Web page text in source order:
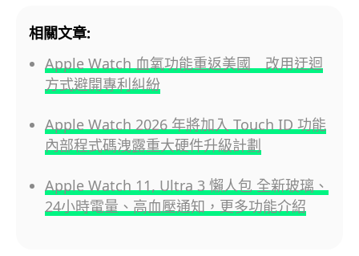
相關文章:
Apple Watch 血氧功能重返美國 改用迂迴
方式避開專利糾紛
Apple Watch 2026 年將加入 Touch ID 功能
內部程式碼洩露重大硬件升級計劃
Apple Watch 11, Ultra 3 懶人包 全新玻璃、
24小時電量、高血壓通知，更多功能介紹